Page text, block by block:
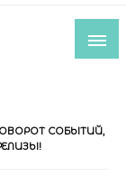
СОБЫТИЙ,